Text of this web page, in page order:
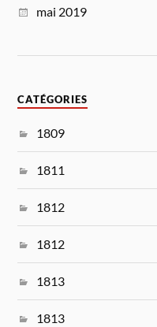
mai 2019
CATÉGORIES
1809
1811
1812
1812
1813
1813